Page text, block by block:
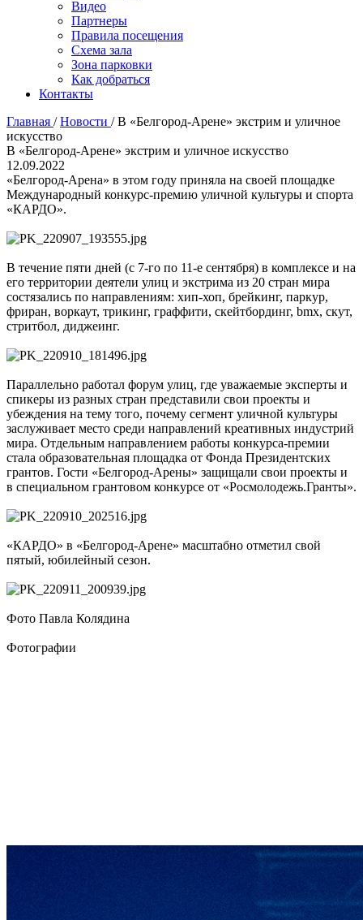
Видео
Партнеры
Правила посещения
Схема зала
Зона парковки
Как добраться
Контакты
Главная /Новости /В «Белгород-Арене» экстрим и уличное
искусство
В «Белгород-Арене» экстрим и уличное искусство
12.09.2022
«Белгород-Арена» в этом году приняла на своей площадке
Международный конкурс-премию уличной культуры и спорта
«КАРДО».
В течение пяти дней (с 7-го по 11-е сентября) в комплексе и на
его территории деятели улиц и экстрима из 20 стран мира
состязались по направлениям: хип-хоп, брейкинг, паркур,
фриран, воркаут, трикинг, граффити, скейтбординг, bmx, скут,
стритбол, диджеинг.
Параллельно работал форум улиц, где уважаемые эксперты и
спикеры из разных стран представили свои проекты и
убеждения на тему того, почему сегмент уличной культуры
заслуживает место среди направлений креативных индустрий
мира. Отдельным направлением работы конкурса-премии
стала образовательная площадка от Фонда Президентских
грантов. Гости «Белгород-Арены» защищали свои проекты и
в специальном грантовом конкурсе от «Росмолодежь.Гранты».
«КАРДО» в «Белгород-Арене» масштабно отметил свой
пятый, юбилейный сезон.
Фото Павла Колядина
Фотографии